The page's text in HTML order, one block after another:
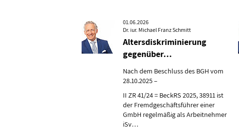
01.06.2026
Dr. iur. Michael Franz Schmitt
Altersdiskriminierung
gegenüber…
Nach dem Beschluss des BGH vom
28.10.2025 –
II ZR 41/24 = BeckRS 2025, 38911 ist
der Fremdgeschäftsführer einer
GmbH regelmäßig als Arbeitnehmer
iSv…